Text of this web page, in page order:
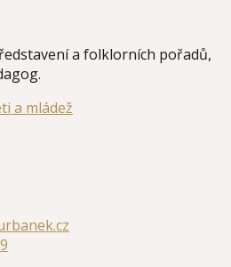
a folklorních pořadů,
a mládež